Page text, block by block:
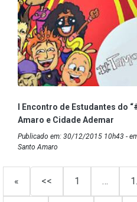
I Encontro de Estudantes do
Amaro e Cidade Ademar
Publicado em: 30/12/2015 10h43 -
Santo Amaro
« << 1 …